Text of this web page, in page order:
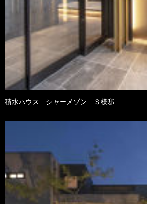
積水ハウス シャーメゾン Ｓ様邸